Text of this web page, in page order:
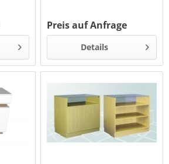
Preis auf Anfrage
Details